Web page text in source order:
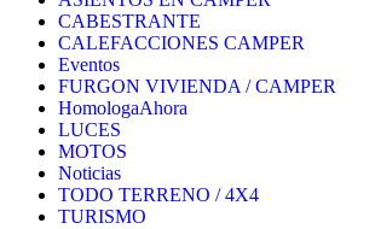
CABESTRANTE
CALEFACCIONES CAMPER
Eventos
FURGON VIVIENDA / CAMPER
HomologaAhora
LUCES
MOTOS
Noticias
TODO TERRENO / 4X4
TURISMO